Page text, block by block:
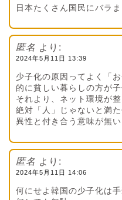
日本たくさん国民にバラま
匿名 より:
2024年5月11日 13:39
少子化の原因ってよく「
的に貧しい暮らしの方が
それより、ネット環境が
絶対「人」じゃないと満
異性と付き合う意味が無
匿名 より:
2024年5月11日 14:06
何にせよ韓国の少子化は手